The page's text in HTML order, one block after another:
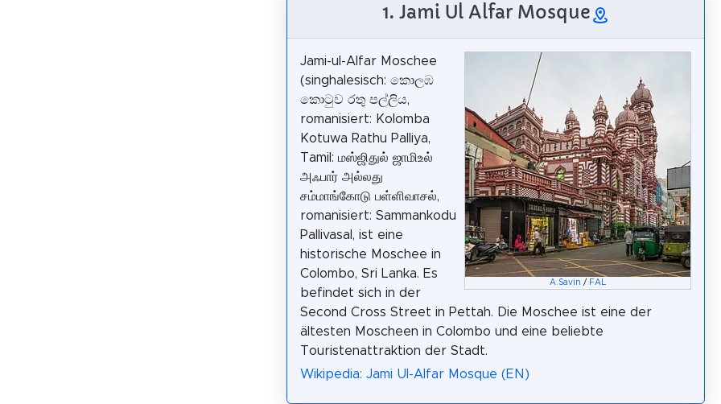
1. Jami Ul Alfar Mosque
A.Savin / FAL
Jami-ul-Alfar Moschee
(singhalesisch: කොලඹ
කොටුව රතු පල්ලිය,
romanisiert: Kolomba
Kotuwa Rathu Palliya,
Tamil: மஸ்ஜிதுல் ஜாமிஉல்
அஃபார் அல்லது
சம்மாங்கோடு பள்ளிவாசல்,
romanisiert: Sammankodu
Pallivasal, ist eine
historische Moschee in
Colombo, Sri Lanka. Es
befindet sich in der
Second Cross Street in Pettah. Die Moschee ist eine der
ältesten Moscheen in Colombo und eine beliebte
Touristenattraktion der Stadt.
Wikipedia: Jami Ul-Alfar Mosque (EN)